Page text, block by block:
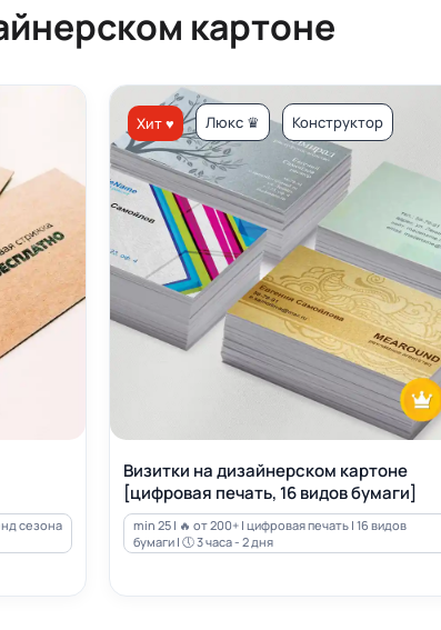
картоне
сезона
Хит ♥ Люкс ♛ Конструктор
Визитки на дизайнерском картоне
[цифровая печать, 16 видов бумаги]
min 25 | 🔥 от 200+ | цифровая печать | 16 видов
бумаги | 🕔 3 часа - 2 дня